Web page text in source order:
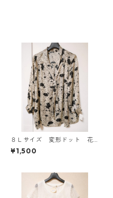
８Ｌサイズ 変形ドット 花
柄 ボウタイブラウス オフ
ホワイト KAE-4767
¥1,500